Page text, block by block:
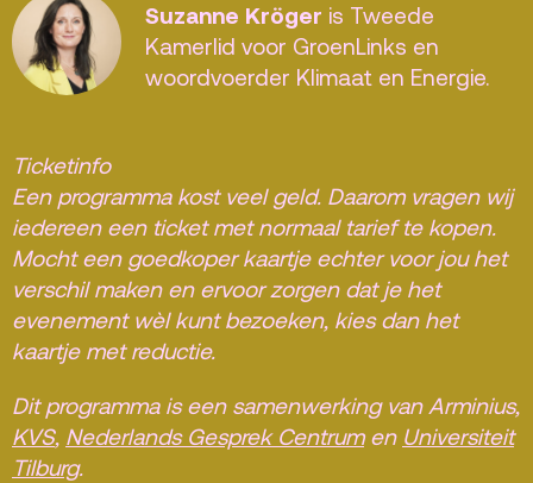
Suzanne Kröger is Tweede
Kamerlid voor GroenLinks en
woordvoerder Klimaat en Energie.
Ticketinfo
Een programma kost veel geld. Daarom vragen wij
iedereen een ticket met normaal tarief te kopen.
Mocht een goedkoper kaartje echter voor jou het
verschil maken en ervoor zorgen dat je het
evenement wèl kunt bezoeken, kies dan het
kaartje met reductie.
Dit programma is een samenwerking van Arminius,
KVS, Nederlands Gesprek Centrumen Universiteit
Tilburg.